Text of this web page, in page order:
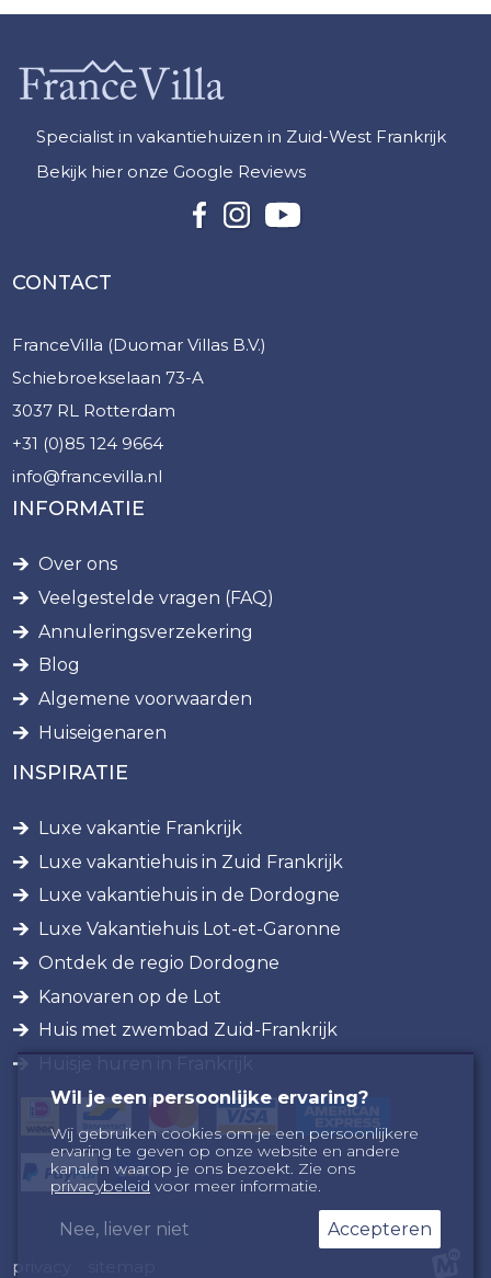
Specialist in vakantiehuizen in Zuid-West Frankrijk
Bekijk hier onze Google Reviews
CONTACT
FranceVilla (Duomar Villas B.V.)
Schiebroekselaan 73-A
3037 RL Rotterdam
+31 (0)85 124 9664
info@francevilla.nl
INFORMATIE
Over ons
Veelgestelde vragen (FAQ)
Annuleringsverzekering
Blog
Algemene voorwaarden
Huiseigenaren
INSPIRATIE
Luxe vakantie Frankrijk
Luxe vakantiehuis in Zuid Frankrijk
Luxe vakantiehuis in de Dordogne
Luxe Vakantiehuis Lot-et-Garonne
Ontdek de regio Dordogne
Kanovaren op de Lot
Huis met zwembad Zuid-Frankrijk
privacy
Wil je een persoonlijke ervaring?
Wij gebruiken cookies om je een persoonlijkere
ervaring te geven op onze website en andere
kanalen waarop je ons bezoekt. Zie ons
privacybeleid voor meer informatie.
Nee, liever niet Accepteren